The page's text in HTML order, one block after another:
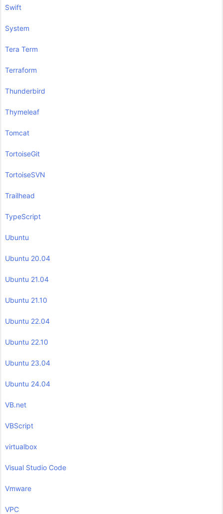
Swift
System
Tera Term
Terraform
Thunderbird
Thymeleaf
Tomcat
TortoiseGit
TortoiseSVN
Trailhead
TypeScript
Ubuntu
Ubuntu 20.04
Ubuntu 21.04
Ubuntu 21.10
Ubuntu 22.04
Ubuntu 22.10
Ubuntu 23.04
Ubuntu 24.04
VB.net
VBScript
virtualbox
Visual Studio Code
Vmware
VPC